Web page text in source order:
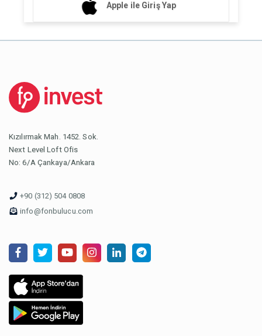
Apple ile Giriş Yap
Kızılırmak Mah. 1452. Sok.
Next Level Loft Ofis
No: 6/A Çankaya/Ankara
+90 (312) 504 0808
info@fonbulucu.com